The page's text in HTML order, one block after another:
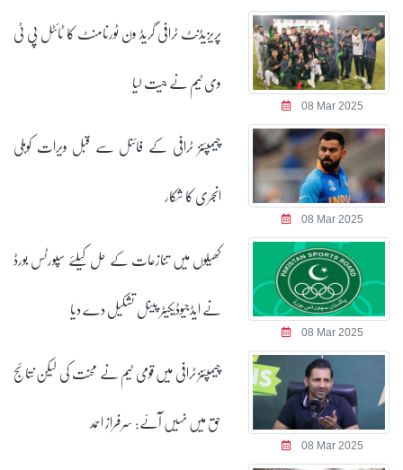
08 Mar 2025
پریزیڈنٹ ٹرافی گریڈ ون ٹورنامنٹ کا ٹائٹل پی ٹی
وی ٹیم نے جیت لیا
08 Mar 2025
چیمپئنز ٹرافی کے فائنل سے قبل ویرات کوہلی
انجری کا شکار
08 Mar 2025
کھیلوں میں تنازعات کے حل کیلئے سپورٹس بورڈ
نے ایڈجیوڈیکیٹر پینل تشکیل دے دیا
08 Mar 2025
چیمپئنز ٹرافی میں قومی ٹیم نے محنت کی لیکن نتائج
حق میں نہیں آئے: سرفراز احمد